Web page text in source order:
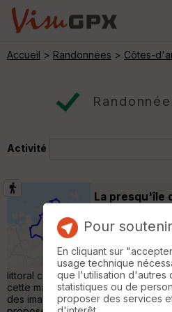
Accueil > Randonnées > Côtes-
Activité
La presqu'île
La Presqu'île de
les paysages
littoral costarmoricain. On y trouve
cette maison blottie entre deux
des images les plus diffusées de
Pour
En cliquant sur
usage technique
que l'utilisation d'autres
statistiques ou de
proposer des services